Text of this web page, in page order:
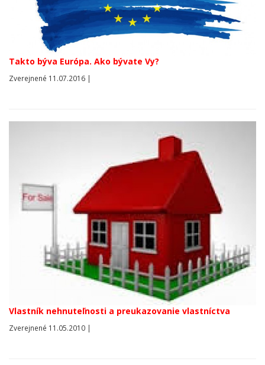
Takto býva Európa. Ako bývate Vy?
Zverejnené 11.07.2016 |
Vlastník nehnuteľnosti a preukazovanie vlastníctva
Zverejnené 11.05.2010 |